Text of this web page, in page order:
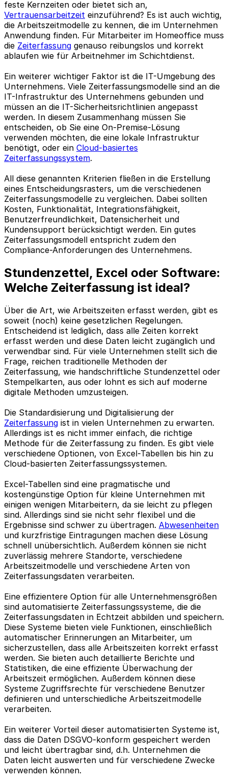
feste Kernzeiten oder bietet sich an,
Vertrauensarbeitzeit einzuführend? Es ist auch wichtig,
die Arbeitszeitmodelle zu kennen, die im Unternehmen
Anwendung finden. Für Mitarbeiter im Homeoffice muss
die Zeiterfassung genauso reibungslos und korrekt
ablaufen wie für Arbeitnehmer im Schichtdienst.
Ein weiterer wichtiger Faktor ist die IT-Umgebung des
Unternehmens. Viele Zeiterfassungsmodelle sind an die
IT-Infrastruktur des Unternehmens gebunden und
müssen an die IT-Sicherheitsrichtlinien angepasst
werden. In diesem Zusammenhang müssen Sie
entscheiden, ob Sie eine On-Premise-Lösung
verwenden möchten, die eine lokale Infrastruktur
benötigt, oder ein Cloud-basiertes
Zeiterfassungssystem.
All diese genannten Kriterien fließen in die Erstellung
eines Entscheidungsrasters, um die verschiedenen
Zeiterfassungsmodelle zu vergleichen. Dabei sollten
Kosten, Funktionalität, Integrationsfähigkeit,
Benutzerfreundlichkeit, Datensicherheit und
Kundensupport berücksichtigt werden. Ein gutes
Zeiterfassungsmodell entspricht zudem den
Compliance-Anforderungen des Unternehmens.
Stundenzettel, Excel oder Software:
Welche Zeiterfassung ist ideal?
Über die Art, wie Arbeitszeiten erfasst werden, gibt es
soweit (noch) keine gesetzlichen Regelungen.
Entscheidend ist lediglich, dass alle Zeiten korrekt
erfasst werden und diese Daten leicht zugänglich und
verwendbar sind. Für viele Unternehmen stellt sich die
Frage, reichen traditionelle Methoden der
Zeiterfassung, wie handschriftliche Stundenzettel oder
Stempelkarten, aus oder lohnt es sich auf moderne
digitale Methoden umzusteigen.
Die Standardisierung und Digitalisierung der
Zeiterfassung ist in vielen Unternehmen zu erwarten.
Allerdings ist es nicht immer einfach, die richtige
Methode für die Zeiterfassung zu finden. Es gibt viele
verschiedene Optionen, von Excel-Tabellen bis hin zu
Cloud-basierten Zeiterfassungssystemen.
Excel-Tabellen sind eine pragmatische und
kostengünstige Option für kleine Unternehmen mit
einigen wenigen Mitarbeitern, da sie leicht zu pflegen
sind. Allerdings sind sie nicht sehr flexibel und die
Ergebnisse sind schwer zu übertragen. Abwesenheiten
und kurzfristige Eintragungen machen diese Lösung
schnell unübersichtlich. Außerdem können sie nicht
zuverlässig mehrere Standorte, verschiedene
Arbeitszeitmodelle und verschiedene Arten von
Zeiterfassungsdaten verarbeiten.
Eine effizientere Option für alle Unternehmensgrößen
sind automatisierte Zeiterfassungssysteme, die die
Zeiterfassungsdaten in Echtzeit abbilden und speichern.
Diese Systeme bieten viele Funktionen, einschließlich
automatischer Erinnerungen an Mitarbeiter, um
sicherzustellen, dass alle Arbeitszeiten korrekt erfasst
werden. Sie bieten auch detaillierte Berichte und
Statistiken, die eine effiziente Überwachung der
Arbeitszeit ermöglichen. Außerdem können diese
Systeme Zugriffsrechte für verschiedene Benutzer
definieren und unterschiedliche Arbeitszeitmodelle
verarbeiten.
Ein weiterer Vorteil dieser automatisierten Systeme ist,
dass die Daten DSGVO-konform gespeichert werden
und leicht übertragbar sind, d.h. Unternehmen die
Daten leicht auswerten und für verschiedene Zwecke
verwenden können.